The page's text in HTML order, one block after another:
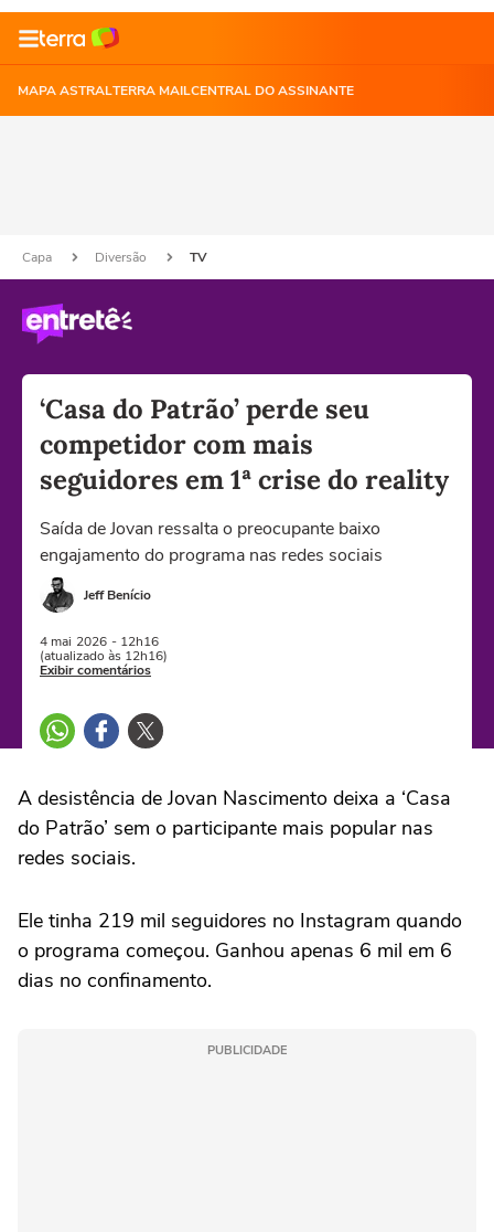
MAPA ASTRALTERRA MAILCENTRAL DO ASSINANTE
Capa Diversão TV
‘Casa do Patrão’ perde seu
competidor com mais
seguidores em 1ª crise do reality
Saída de Jovan ressalta o preocupante baixo
engajamento do programa nas redes sociais
Jeff Benício
4 mai 2026 - 12h16
(atualizado às 12h16)
Exibir comentários
A desistência de Jovan Nascimento deixa a ‘Casa
do Patrão’ sem o participante mais popular nas
redes sociais.
Ele tinha 219 mil seguidores no Instagram quando
o programa começou. Ganhou apenas 6 mil em 6
dias no confinamento.
PUBLICIDADE